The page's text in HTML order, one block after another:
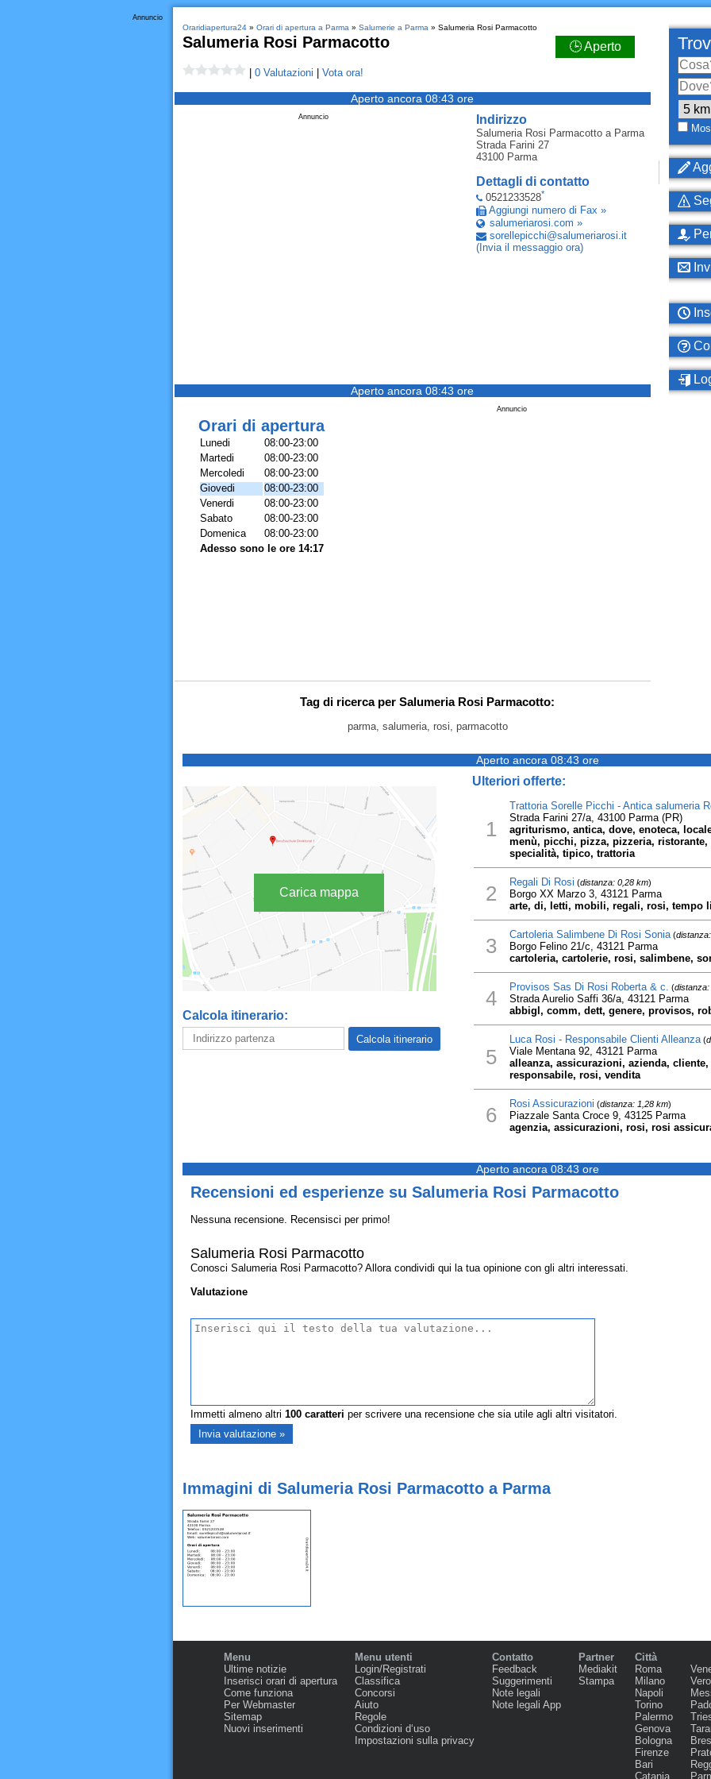
Annuncio
Oraridiapertura24» Orari di apertura a Parma » Salumerie a Parma » Salumeria Rosi Parmacotto
Salumeria Rosi Parmacotto 🕒 Aperto
0 Valutazioni Vota ora!
Aperto ancora 08:43 ore
Indirizzo
Salumeria Rosi Parmacottoa Parma
Strada Farini 27
43100 Parma
Dettagli di contatto
0521233528*
Aggiungi numero di Fax »
salumeriarosi.com »
sorellepicchi@salumeriarosi.it
(Invia il messaggio ora)
Annuncio
Aperto ancora 08:43 ore
Annuncio
Orari di apertura
Lunedi
08:00-23:00
Martedi
08:00-23:00
Mercoledi
08:00-23:00
Giovedi
08:00-23:00
Venerdi
08:00-23:00
Sabato
08:00-23:00
Domenica
08:00-23:00
Adesso sono le ore 14:17
Tag di ricerca per Salumeria Rosi Parmacotto:
parma, salumeria, rosi, parmacotto
Aperto ancora 08:43 ore
Carica mappa
Calcola itinerario:
Ulteriori offerte:
1
Trattoria Sorelle Picchi - Antica salumeria
Strada Farini 27/a, 43100 Parma (PR)
agriturismo, antica, dove, enoteca,
menù, picchi, pizza, pizzeria,
specialità, tipico, trattoria
2 Regali Di Rosi (distanza: 0,28 km)
Borgo XX Marzo 3, 43121 Parma
arte, di, letti, mobili, regali, rosi, tempo
3 Cartoleria Salimbene Di Rosi Sonia(
Borgo Felino 21/c, 43121 Parma
cartoleria, cartolerie, rosi, salimbene,
4 Provisos Sas Di Rosi Roberta & c. (distanza:
Strada Aurelio Saffi 36/a, 43121 Parma
abbigl, comm, dett, genere, provisos,
5
Luca Rosi - Responsabile Clienti Alleanza(
Viale Mentana 92, 43121 Parma
alleanza, assicurazioni, azienda,
responsabile, rosi, vendita
6 Rosi Assicurazioni (distanza: 1,28 km)
Piazzale Santa Croce 9, 43125 Parma
agenzia, assicurazioni, rosi, rosi
Aperto ancora 08:43 ore
Recensioni ed esperienze su Salumeria Rosi Parmacotto
Nessuna recensione. Recensisci per primo!
Salumeria Rosi Parmacotto
Conosci Salumeria Rosi Parmacotto? Allora condividi qui la tua opinione con gli altri interessati.
Valutazione
Immetti almeno altri 100caratteri per scrivere una recensione che sia utile agli altri visitatori.
Immagini di Salumeria Rosi Parmacotto a Parma
Menu
Ultime notizie
Inserisci orari di apertura
Come funziona
Per Webmaster
Sitemap
Nuovi inserimenti
Menu utenti
Login/Registrati
Classifica
Concorsi
Aiuto
Regole
Condizioni d‘uso
Impostazioni sulla privacy
Contatto
Feedback
Suggerimenti
Note legali
Note legali App
Partner
Mediakit
Stampa
Città
Roma
Milano
Napoli
Torino
Palermo
Genova
Bologna
Firenze
Bari
Catania